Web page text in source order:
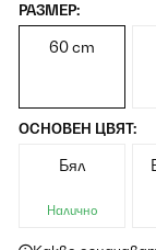
РАЗМЕР:
60 cm
ОСНОВЕН ЦВЯТ:
Бял
Налично